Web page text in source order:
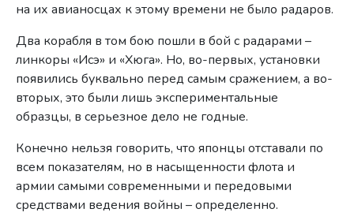
на их авианосцах к этому времени не было радаров.
Два корабля в том бою пошли в бой с радарами –
линкоры «Исэ» и «Хюга». Но, во-первых, установки
появились буквально перед самым сражением, а во-
вторых, это были лишь экспериментальные
образцы, в серьезное дело не годные.
Конечно нельзя говорить, что японцы отставали по
всем показателям, но в насыщенности флота и
армии самыми современными и передовыми
средствами ведения войны – определенно.